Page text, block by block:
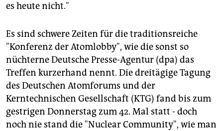
es heute nicht."
Es sind schwere Zeiten für die traditionsreiche
"Konferenz der Atomlobby", wie die sonst so
nüchterne Deutsche Presse-Agentur (dpa) das
Treffen kurzerhand nennt. Die dreitägige Tagung
des Deutschen Atomforums und der
Kerntechnischen Gesellschaft (KTG) fand bis zum
gestrigen Donnerstag zum 42. Mal statt - doch
noch nie stand die "Nuclear Community", wie man